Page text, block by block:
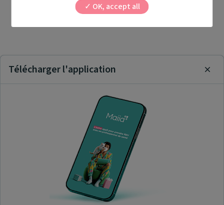
Télécharger l'application
OK, accept all